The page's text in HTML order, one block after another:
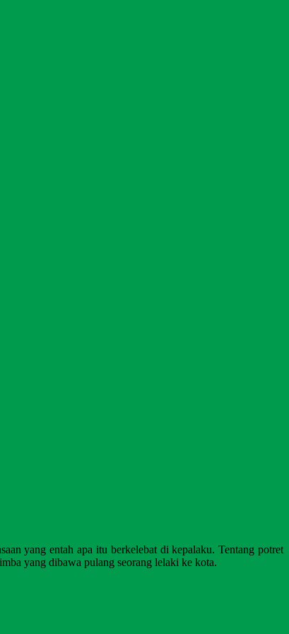
yang entah apa itu berkelebat di kepalaku. Tentang potret
yang dibawa pulang seorang lelaki ke kota.